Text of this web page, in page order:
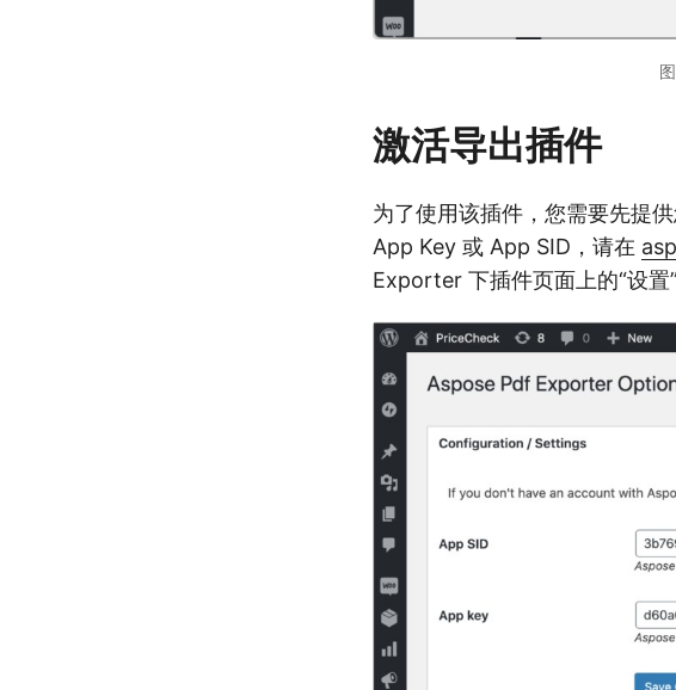
激活导出插件
为了使用该插件，您需要先提
App Key 或 App SID，请在
Exporter 下插件页面上的“设置